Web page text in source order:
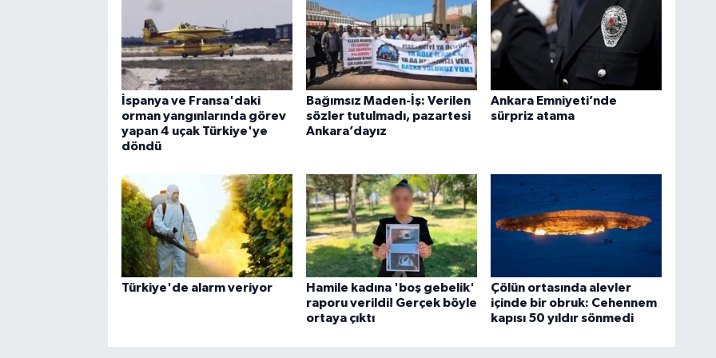
İspanya ve Fransa'daki
orman yangınlarında görev
yapan 4 uçak Türkiye'ye
döndü
Bağımsız Maden-İş: Verilen
sözler tutulmadı, pazartesi
Ankara’dayız
Ankara Emniyeti’nde
sürpriz atama
Türkiye'de alarm veriyor
Hamile kadına 'boş gebelik'
raporu verildi! Gerçek böyle
ortaya çıktı
Çölün ortasında alevler
içinde bir obruk: Cehennem
kapısı 50 yıldır sönmedi